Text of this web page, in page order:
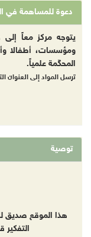
دعوة للمساهمة في
يتوجه مركز معاً إلى
ومؤسسات، أطفالا
المحكّمة علمياً.
ترسل المواد إلى العنوان
توصية
هذا الموقع صديق